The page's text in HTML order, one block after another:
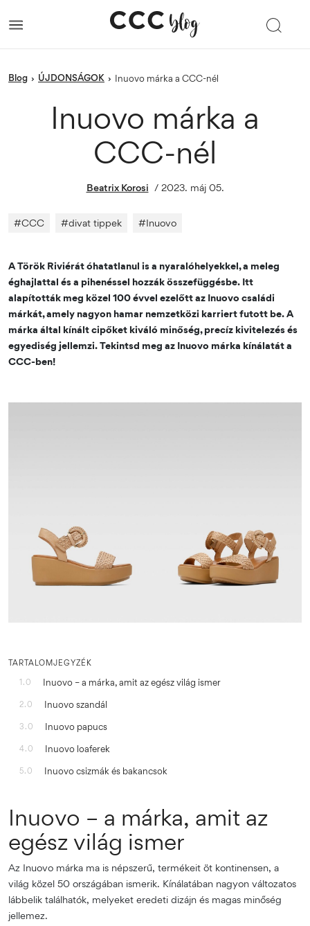
blog › ÚJDONSÁGOK › Inuovo márka a CCC-nél
Inuovo márka a
CCC-nél
Beatrix Korosi / 2023. máj 05.
#CCC #divat tippek #Inuovo
A Török Riviérát óhatatlanul is a nyaralóhelyekkel, a meleg
éghajlattal és a pihenéssel hozzák összefüggésbe. Itt
alapították meg közel 100 évvel ezelőtt az Inuovo családi
márkát, amely nagyon hamar nemzetközi karriert futott be. A
márka által kínált cipőket kiváló minőség, precíz kivitelezés és
egyediség jellemzi. Tekintsd meg az Inuovo márka kínálatát a
CCC-ben!
TARTALOMJEGYZÉK
1.0
Inuovo – a márka, amit az egész világ ismer
2.0 Inuovo szandál
3.0 Inuovo papucs
4.0 Inuovo loaferek
5.0 Inuovo csizmák és bakancsok
Inuovo – a márka, amit az
egész világ ismer
Az Inuovo márka ma is népszerű, termékeit öt kontinensen, a
világ közel 50 országában ismerik. Kínálatában nagyon változatos
lábbelik találhatók, melyeket eredeti dizájn és magas minőség
jellemez.